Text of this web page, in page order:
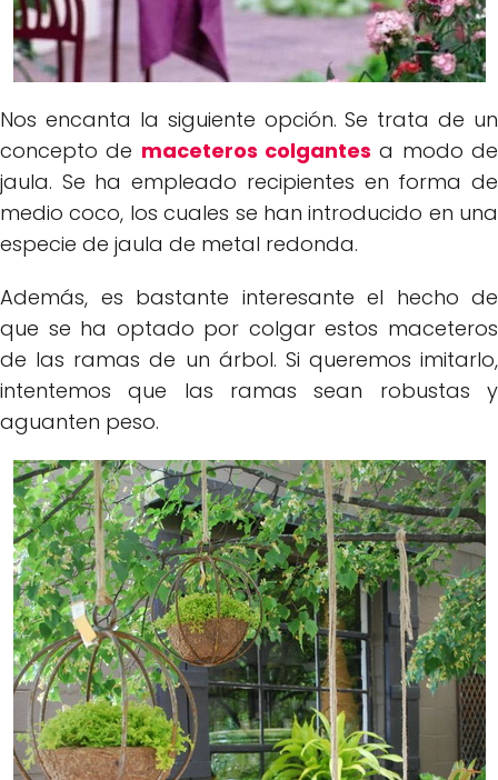
Nos encanta la siguiente opción. Se trata de un
concepto de maceteros colgantes a modo de
jaula. Se ha empleado recipientes en forma de
medio coco, los cuales se han introducido en una
especie de jaula de metal redonda.
Además, es bastante interesante el hecho de
que se ha optado por colgar estos maceteros
de las ramas de un árbol. Si queremos imitarlo,
intentemos que las ramas sean robustas y
aguanten peso.